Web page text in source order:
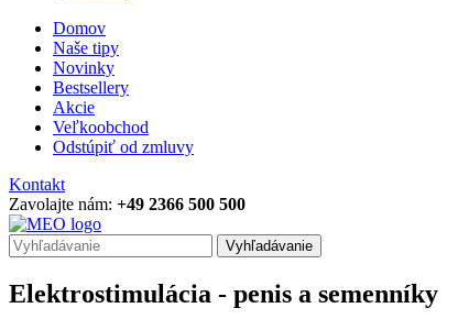
Domov
Naše tipy
Novinky
Bestsellery
Akcie
Veľkoobchod
Odstúpiť od zmluvy
Kontakt
Zavolajte nám: +49 2366 500 500
Vyhľadávanie
Elektrostimulácia - penis a semenníky